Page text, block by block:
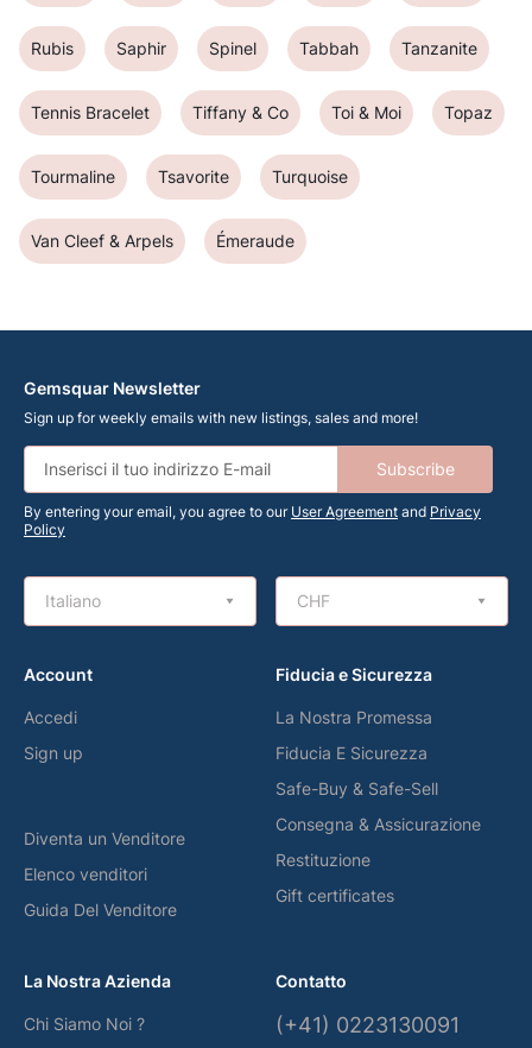
Rubis Saphir Spinel Tabbah Tanzanite
Tennis Bracelet Tiffany & Co Toi & Moi Topaz
Tourmaline Tsavorite Turquoise
Van Cleef & Arpels Émeraude
Gemsquar Newsletter
Sign up for weekly emails with new listings, sales and more!
Subscribe
By entering your email, you agree to our User Agreement and Privacy
Policy
Italiano CHF
Account
Accedi
Sign up
Diventa un Venditore
Elenco venditori
Guida Del Venditore
Fiducia e Sicurezza
La Nostra Promessa
Fiducia E Sicurezza
Safe-Buy & Safe-Sell
Consegna & Assicurazione
Restituzione
Gift certificates
La Nostra Azienda
Chi Siamo Noi ?
Contatto
(+41) 0223130091